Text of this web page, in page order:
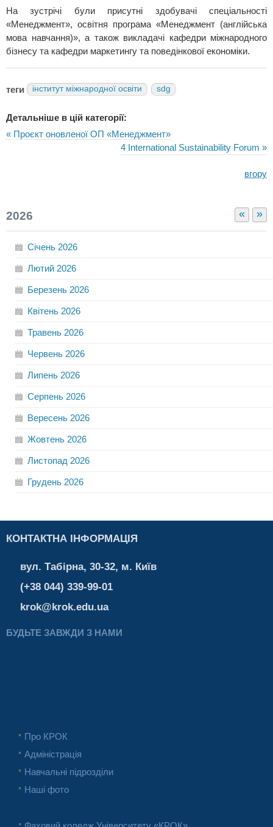
На зустрічі були присутні здобувачі спеціальності
«Менеджмент», освітня програма «Менеджмент (англійська
мова навчання)», а також викладачі кафедри міжнародного
бізнесу та кафедри маркетингу та поведінкової економіки.
теги інститут міжнародної освіти sdg
Детальніше в цій категорії:
« Проєкт оновленої ОП «Менеджмент»
4 International Sustainability Forum »
вгору
« »
2026
Січень 2026
Лютий 2026
Березень 2026
Квітень 2026
Травень 2026
Червень 2026
Липень 2026
Серпень 2026
Вересень 2026
Жовтень 2026
Листопад 2026
Грудень 2026
КОНТАКТНА ІНФОРМАЦІЯ
вул. Табірна, 30-32, м. Київ
(+38 044) 339-99-01
krok@krok.edu.ua
БУДЬТЕ ЗАВЖДИ З НАМИ
Про КРОК
Адміністрація
Навчальні підрозділи
Наші фото